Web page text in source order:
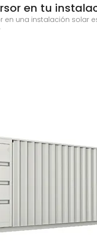
en tu
en una instalación